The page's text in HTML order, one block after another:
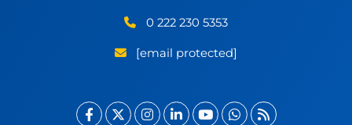
0 222 230 5353
[email protected]